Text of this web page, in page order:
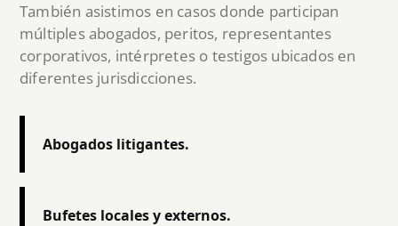
También asistimos en casos donde participan
múltiples abogados, peritos, representantes
corporativos, intérpretes o testigos ubicados en
diferentes jurisdicciones.
Abogados litigantes.
Bufetes locales y externos.